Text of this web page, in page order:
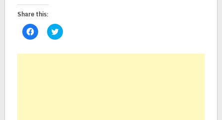
Share this:
Click
to
Facebook
Click
to
Twitter